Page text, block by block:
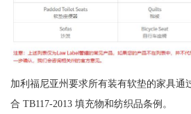
加利福尼亚州要求所有装有软垫的家具通
合 TB117-2013 填充物和纺织品条例。